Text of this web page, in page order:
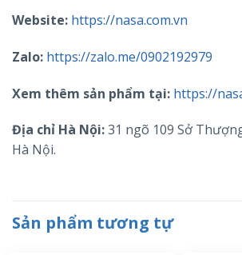
Website: https://nasa.com.vn
Zalo: https://zalo.me/0902192979
Xem thêm sản phẩm tại: https://
Địa chỉ Hà Nội:31 ngõ 109 Sở
Hà Nội.
Sản phẩm tương tự